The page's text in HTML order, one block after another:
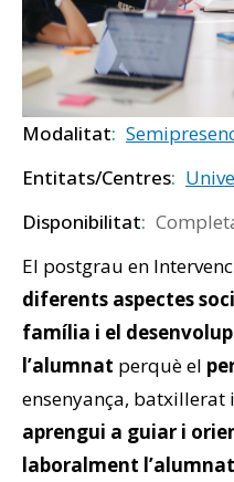
Modalitat
Entitats/Centres
Disponibilitat
El postgrau en
diferents aspectes
família i el
l’alumnat perquè el
ensenyança,
aprengui a guiar i
laboralment